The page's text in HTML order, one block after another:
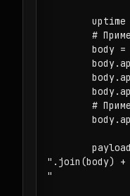
uptime
#
body =
#
".join(body) +
"